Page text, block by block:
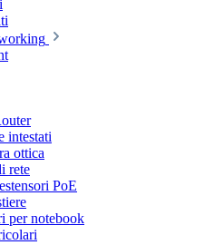
intestati
ottica
rete
PoE
per notebook